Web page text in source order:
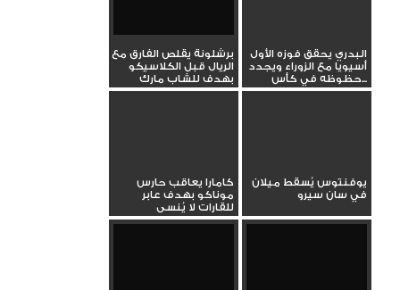
البدري يحقق فوزه الأول
أسيويا مع الزوراء ويجدد
حظوظه في كأس...
برشلونة يقلص الفارق مع
الريال قبل الكلاسيكو
بهدف للشاب مارك
جويو...
يوفنتوس يُسقط ميلان
في سان سيرو
كامارا يعاقب حارس
موناكو بهدف عابر
للقارات لا يُنسى